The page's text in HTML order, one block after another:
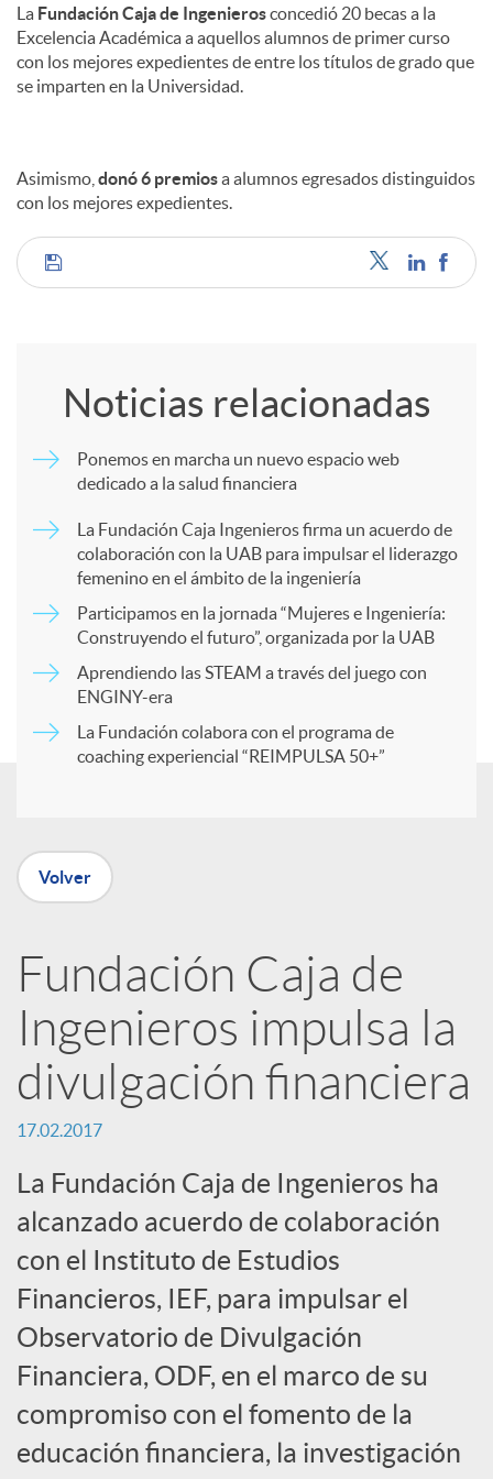
La Fundación Caja de Ingenierosconcedió 20 becas a la
Excelencia Académica a aquellos alumnos de primer curso
con los mejores expedientes de entre los títulos de grado que
se imparten en la Universidad.
Asimismo, donó 6 premiosa alumnos egresados distinguidos
con los mejores expedientes.
C
m
t
r
n
R
e
d
e
s
S
Noticias relacionadas
Ponemos en marcha un nuevo espacio web
dedicado a la salud financiera
La Fundación Caja Ingenieros firma un acuerdo de
colaboración con la UAB para impulsar el liderazgo
femenino en el ámbito de la ingeniería
Participamos en la jornada “Mujeres e Ingeniería:
Construyendo el futuro”, organizada por la UAB
Aprendiendo las STEAM a través del juego con
ENGINY-era
La Fundación colabora con el programa de
coaching experiencial “REIMPULSA 50+”
Volver
Fundación Caja de
Ingenieros impulsa la
divulgación financiera
17.02.2017
La Fundación Caja de Ingenieros ha
alcanzado acuerdo de colaboración
con el Instituto de Estudios
Financieros, IEF, para impulsar el
Observatorio de Divulgación
Financiera, ODF, en el marco de su
compromiso con el fomento de la
educación financiera, la investigación